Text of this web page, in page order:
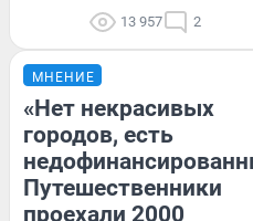
13 957 2
МНЕНИЕ
«Нет некрасивых
городов, есть
Путешественники
проехали 2000